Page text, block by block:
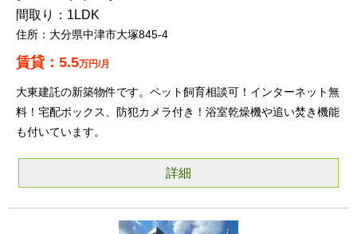
1LDK
大分県中津市大塚845-4
5.5万円/月
大東建託の新築物件です。ペット飼育相談可！インターネット無
料！宅配ボックス、防犯カメラ付き！浴室乾燥機や追い焚き機能
も付いています。
詳細